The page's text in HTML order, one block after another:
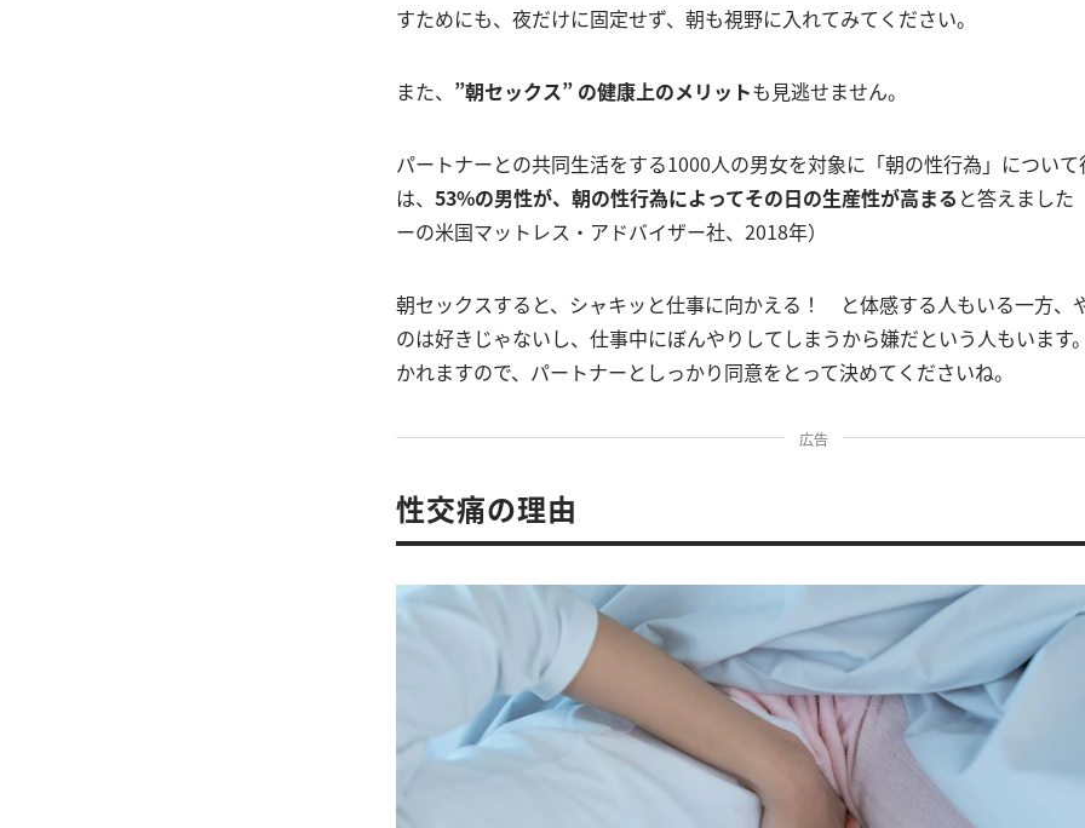
すためにも、夜だけに固定せず、朝も視野に入れてみてください。
また、 ”朝セックス” の健康上のメリットも見逃せません。
パートナーとの共同生活をする1000人の男女を対象に「朝の性行為」につい
は、 53%の男性が、朝の性行為によってその日の生産性が高まる と答えました
ーの米国マットレス・アドバイザー社、2018年）
朝セックスすると、シャキッと仕事に向かえる！ と体感する人もいる一方、
のは好きじゃないし、仕事中にぼんやりしてしまうから嫌だという人もいます
かれますので、パートナーとしっかり同意をとって決めてくださいね。
広告
性交痛の理由